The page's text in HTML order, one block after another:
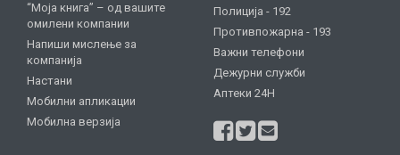
“Моја книга” – од вашите
омилени компании
Напиши мислење за
компанија
Настани
Мобилни апликации
Мобилна верзија
Полиција - 192
Противпожарна - 193
Важни телефони
Дежурни служби
Аптеки 24H